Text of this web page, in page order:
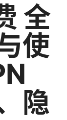
全
使
隐